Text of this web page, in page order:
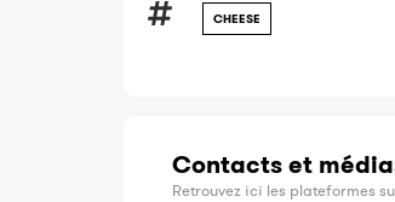
CHEESE
Contacts et
Retrouvez ici les plateformes